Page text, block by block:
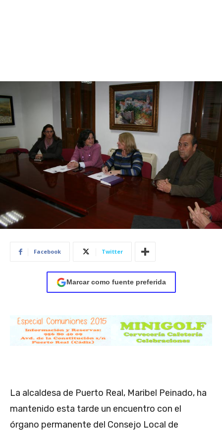
Facebook Twitter
Marcar como fuente preferida
La alcaldesa de Puerto Real, Maribel Peinado, ha
mantenido esta tarde un encuentro con el
órgano permanente del Consejo Local de